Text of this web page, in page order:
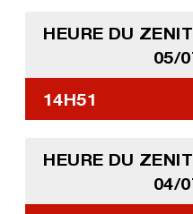
HEURE DU
05/
14H51
HEURE DU
04/